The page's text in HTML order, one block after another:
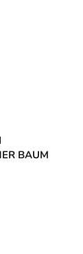
BAUM